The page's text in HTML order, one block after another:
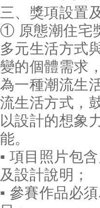
三、獎項設置
① 原態潮住宅
多元生活方式
變的個體需求
為一種潮流生
流生活方式，
以設計的想象
能。
▪ 項目照片包
及設計說明；
▪ 參賽作品必